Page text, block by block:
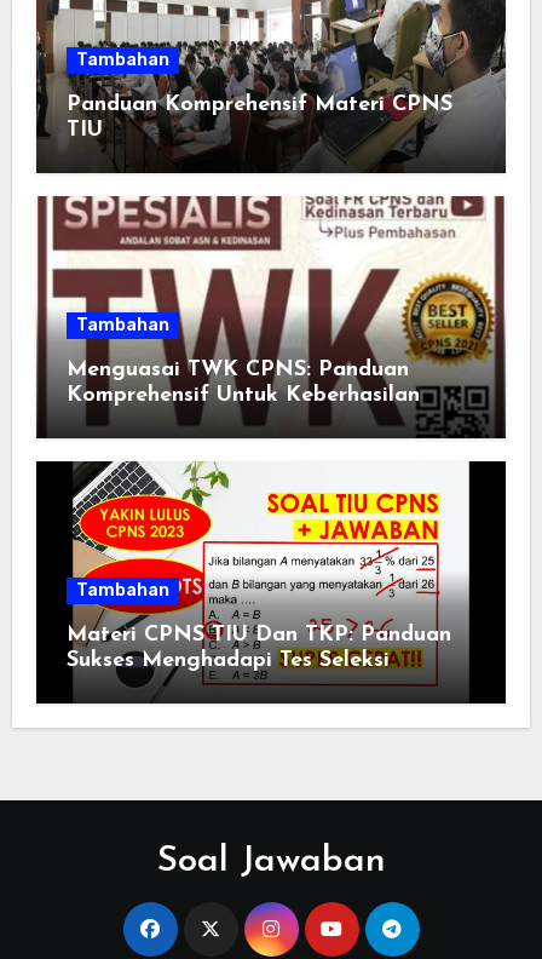
Tambahan
Panduan Komprehensif Materi CPNS
TIU
Tambahan
Menguasai TWK CPNS: Panduan
Komprehensif Untuk Keberhasilan
Tambahan
Materi CPNS TIU Dan TKP: Panduan
Sukses Menghadapi Tes Seleksi
Soal Jawaban